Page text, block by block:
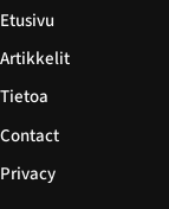
Etusivu
Artikkelit
Tietoa
Contact
Privacy